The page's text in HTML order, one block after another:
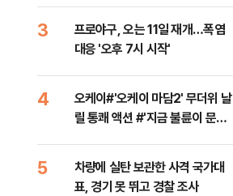
3
프로야구, 오는 11일 재개…폭염
대응 '오후 7시 시작'
4
오케이#'오케이 마담2' 무더위 날
릴 통쾌 액션 #'지금 불륜이 문제
사진관]
5
차량에 실탄 보관한 사격 국가대
표, 경기 못 뛰고 경찰 조사